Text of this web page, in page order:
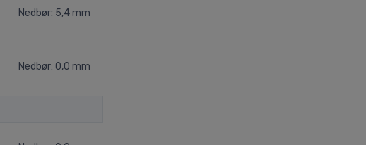
Nedbør: 5,4 mm
Nedbør: 0,0 mm